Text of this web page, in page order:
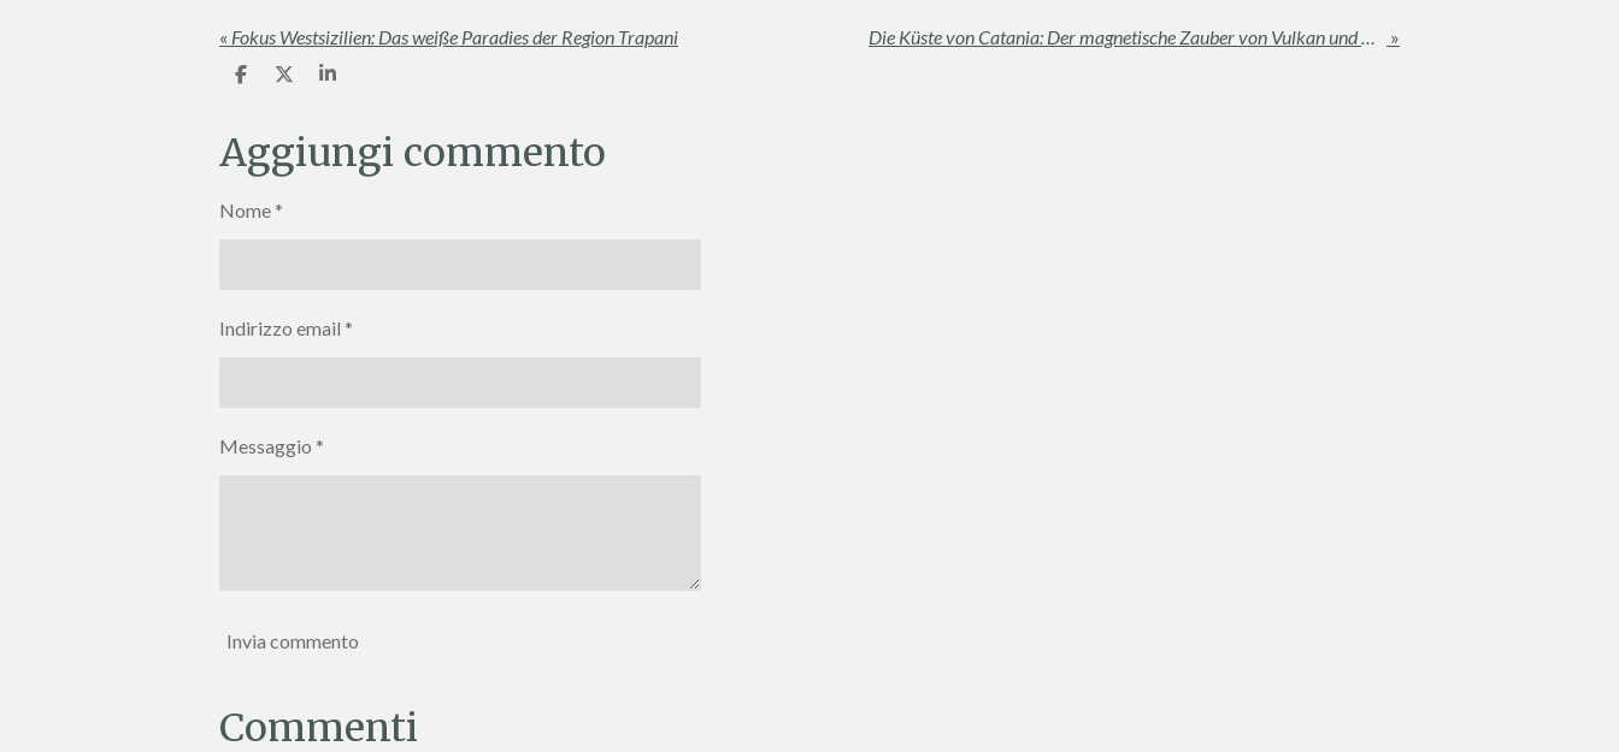
« Fokus Westsizilien: Das weiße Paradies der Region Trapani Die Küste von Catania: Der magnetische Zauber von Vulkan und Meer »
C
i
d
C
i
v
C
Aggiungi commento
Nome *
Indirizzo email *
Messaggio *
Invia commento
Commenti